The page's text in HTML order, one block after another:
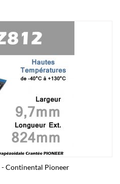
Continental Pioneer